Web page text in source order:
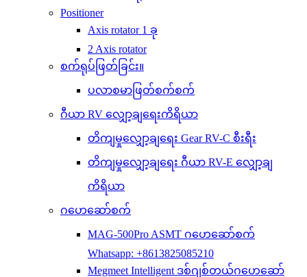
Positioner
Axis rotator 1 ခု
2 Axis rotator
စက်ရုပ်ဖြတ်ခြင်း။
ပလာစမာဖြတ်စက်စက်
ဂီယာ RV လျှော့ချရေးကိရိယာ
တိကျမှုလျှော့ချရေး Gear RV-C စီးရီး
တိကျမှုလျှော့ချရေး ဂီယာ RV-E လျှော့ချ
ကိရိယာ
ဂဟေဆော်စက်
MAG-500Pro ASMT ဂဟေဆော်စက်
Whatsapp: +8613825085210
Megmeet Intelligent ဒစ်ဂျစ်တယ်ဂဟေဆော်